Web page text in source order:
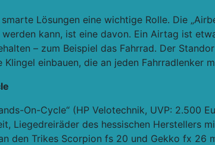
Lösungen eine wichtige Rolle. Die
kann, ist eine davon. Ein Airtag ist
– zum Beispiel das Fahrrad. Der
einbauen, die an jeden Fahrradlenker
On-Cycle“ (HP Velotechnik, UVP: 2.500
Liegedreiräder des hessischen Herstellers
den Trikes Scorpion fs 20 und Gekko fx 26